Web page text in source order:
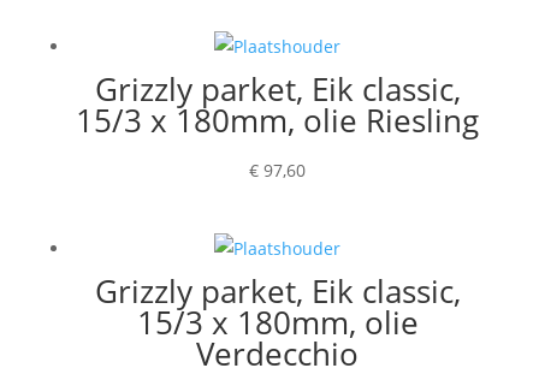
Grizzly parket, Eik classic,
15/3 x 180mm, olie Riesling
€ 97,60
Grizzly parket, Eik classic,
15/3 x 180mm, olie
Verdecchio